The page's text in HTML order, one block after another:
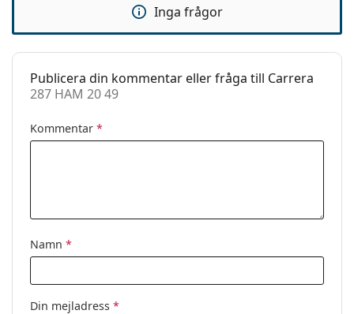
Ja
Tillbehör
Fodral:
Putsduk:
Övrigt
Varumärke:
Carrera
Kod:
287 HAM 20 49
Inga frågor
Publicera din kommentar eller fråga till Carrera
287 HAM 20 49
Kommentar *
Namn *
Din mejladress *